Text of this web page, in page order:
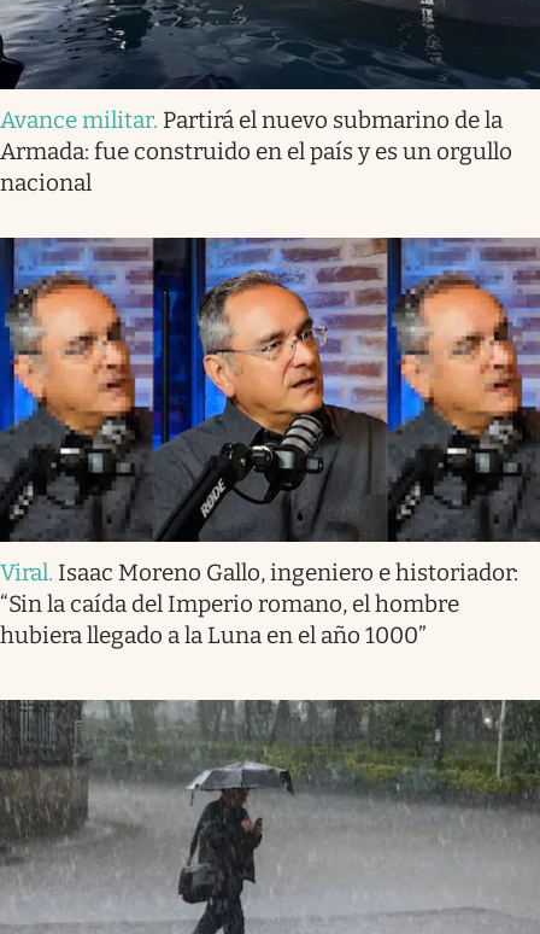
Avance militar. Partirá el nuevo submarino de la
Armada: fue construido en el país y es un orgullo
nacional
Viral. Isaac Moreno Gallo, ingeniero e historiador:
“Sin la caída del Imperio romano, el hombre
hubiera llegado a la Luna en el año 1000”